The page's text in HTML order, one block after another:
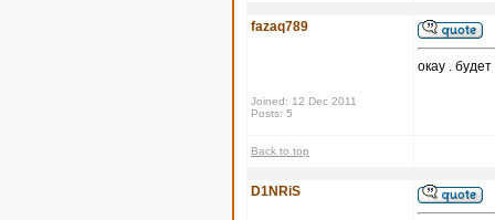
fazaq789
Joined: 12 Dec 2011
Posts: 5
окау .
Back to top
D1NRiS